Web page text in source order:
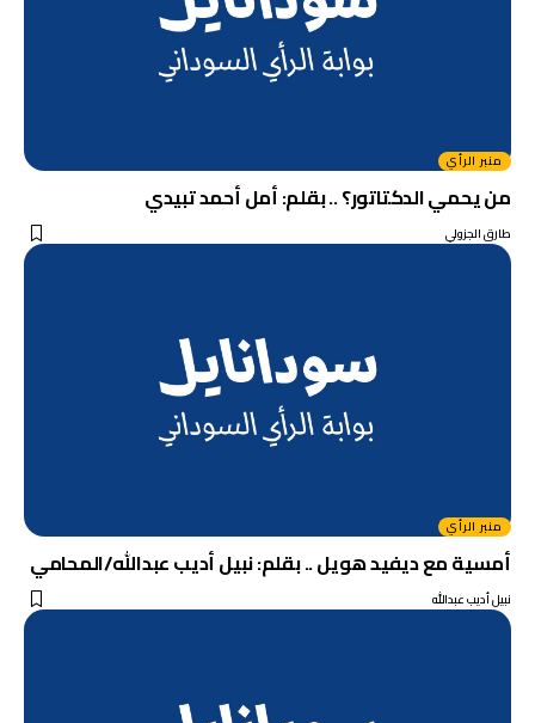
منبر الرأي
من يحمي الدكتاتور؟ .. بقلم: أمل أحمد تبيدي
طارق الجزولي
منبر الرأي
أمسية مع ديفيد هويل .. بقلم: نبيل أديب عبدالله/المحامي
نبيل أديب عبدالله